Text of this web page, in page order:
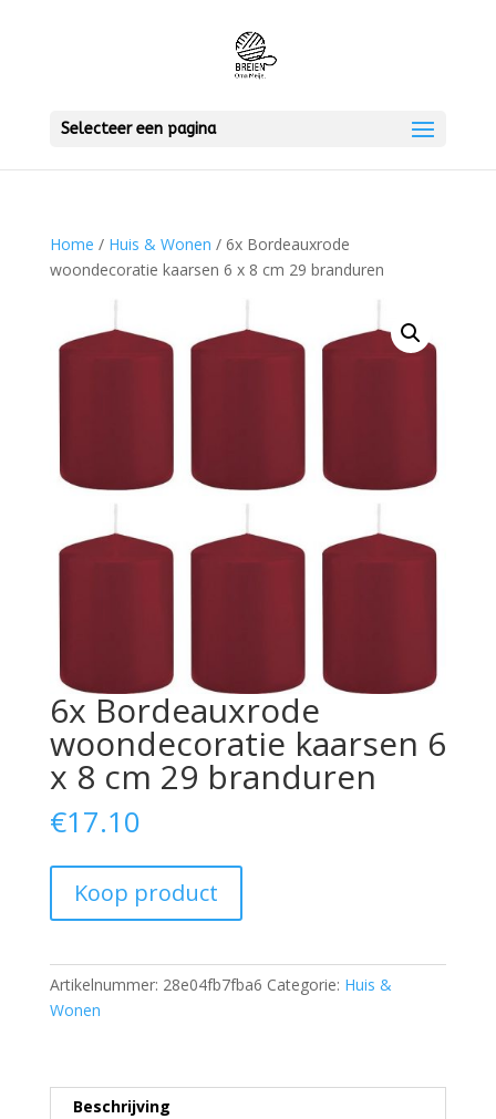
Selecteer een pagina
Home / Huis & Wonen / 6x Bordeauxrode
woondecoratie kaarsen 6 x 8 cm 29 branduren
6x Bordeauxrode
woondecoratie kaarsen 6
x 8 cm 29 branduren
€17.10
Koop product
Artikelnummer: 28e04fb7fba6 Categorie: Huis &
Wonen
Beschrijving